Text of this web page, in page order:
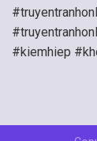
#kiemhiep